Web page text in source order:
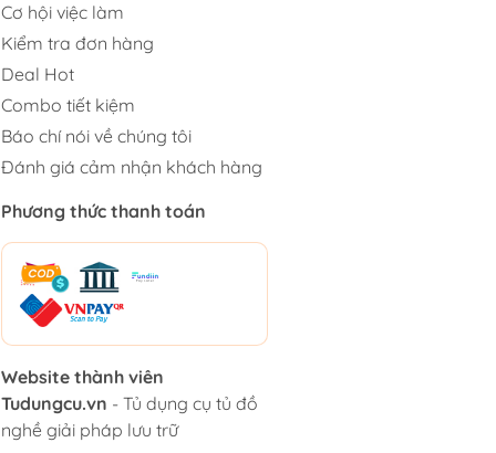
Cơ hội việc làm
Kiểm tra đơn hàng
Deal Hot
Combo tiết kiệm
Báo chí nói về chúng tôi
Đánh giá cảm nhận khách hàng
Phương thức thanh toán
Website thành viên
Tudungcu.vn - Tủ dụng cụ tủ đồ
nghề giải pháp lưu trữ